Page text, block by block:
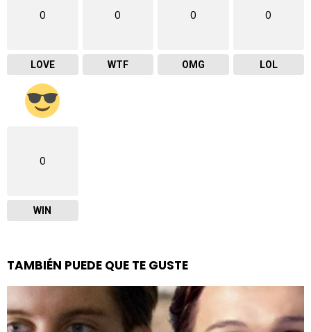
0
LOVE
0
WTF
0
OMG
0
LOL
0
WIN
TAMBIÉN PUEDE QUE TE GUSTE